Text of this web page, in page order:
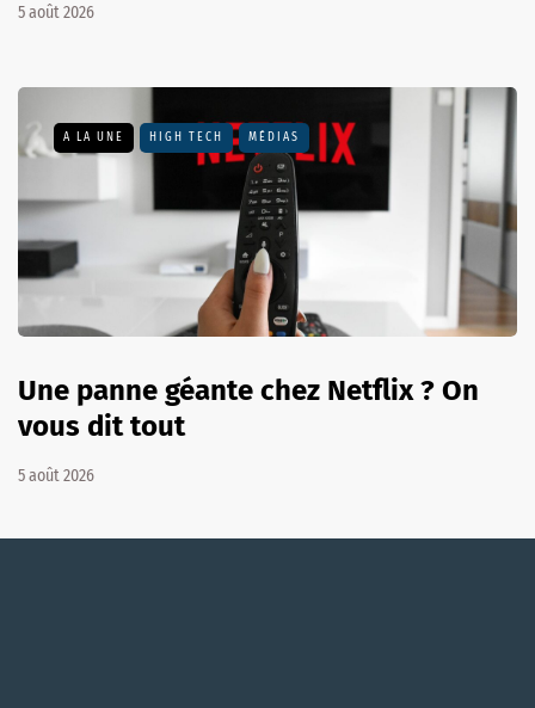
5 août 2026
A LA UNE HIGH TECH MÉDIAS
Une panne géante chez Netflix ? On
vous dit tout
5 août 2026